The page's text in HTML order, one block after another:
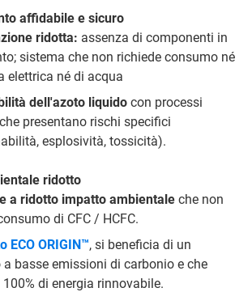
affidabile e sicuro
ridotta: assenza di componenti in
sistema che non richiede consumo né
elettrica né di acqua
dell'azoto liquidocon processi
presentano rischi specifici
esplosività, tossicità).
ridotto
a ridotto impatto ambientaleche non
di CFC / HCFC.
ECO ORIGIN™, si beneficia di un
a basse emissioni di carbonio e che
di energia rinnovabile.